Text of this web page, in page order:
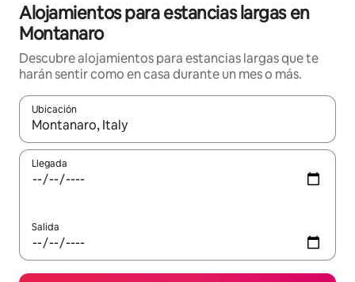
Alojamientos para estancias largas en
Montanaro
Descubre alojamientos para estancias largas que te
harán sentir como en casa durante un mes o más.
Ubicación
Cuando los resultados estén disponibles, podrás navegar
Llegada
Salida